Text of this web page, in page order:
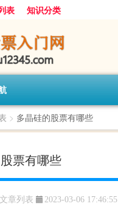
表 知识分类
> 多晶硅的股票有哪些
票有哪些
文章列表 2023-03-06 17:46:55